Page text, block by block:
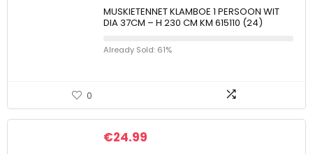
MUSKIETENNET KLAMBOE 1 PERSOON WIT
DIA 37CM – H 230 CM KM 615110 (24)
Already Sold: 61%
0
€24.99